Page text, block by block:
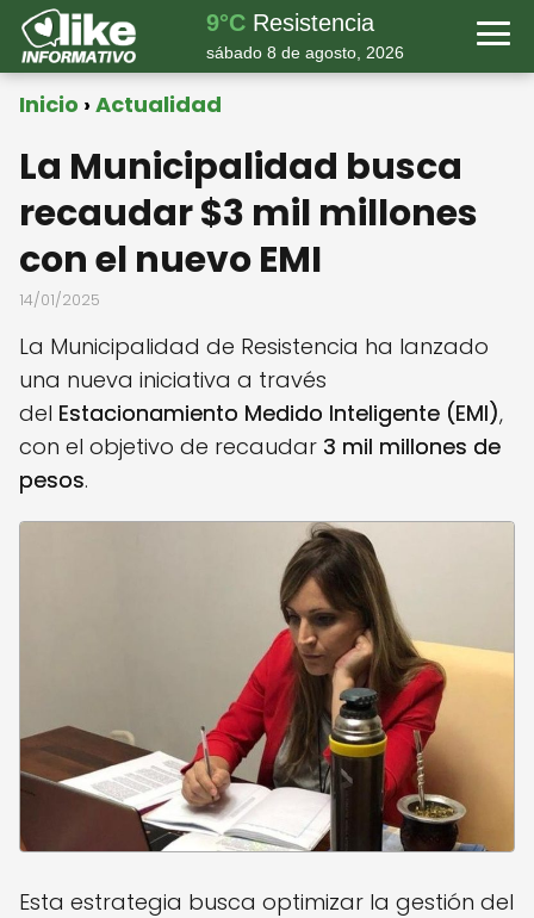
9°C Resistencia
sábado 8 de agosto, 2026
Inicio Actualidad
La Municipalidad busca
recaudar $3 mil millones
con el nuevo EMI
14/01/2025
La Municipalidad de Resistencia ha lanzado
una nueva iniciativa a través
del Estacionamiento Medido Inteligente (EMI),
con el objetivo de recaudar 3 mil millones de
pesos.
Esta estrategia busca optimizar la gestión del